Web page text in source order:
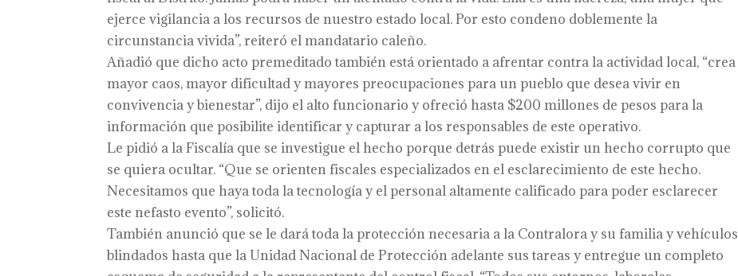
ejerce vigilancia a los recursos de nuestro estado local. Por esto condeno doblemente la
circunstancia vivida”, reiteró el mandatario caleño.
Añadió que dicho acto premeditado también está orientado a afrentar contra la actividad local, “crea
mayor caos, mayor dificultad y mayores preocupaciones para un pueblo que desea vivir en
convivencia y bienestar”, dijo el alto funcionario y ofreció hasta $200 millones de pesos para la
información que posibilite identificar y capturar a los responsables de este operativo.
Le pidió a la Fiscalía que se investigue el hecho porque detrás puede existir un hecho corrupto que
se quiera ocultar. “Que se orienten fiscales especializados en el esclarecimiento de este hecho.
Necesitamos que haya toda la tecnología y el personal altamente calificado para poder esclarecer
este nefasto evento”, solicitó.
También anunció que se le dará toda la protección necesaria a la Contralora y su familia y vehículos
blindados hasta que la Unidad Nacional de Protección adelante sus tareas y entregue un completo